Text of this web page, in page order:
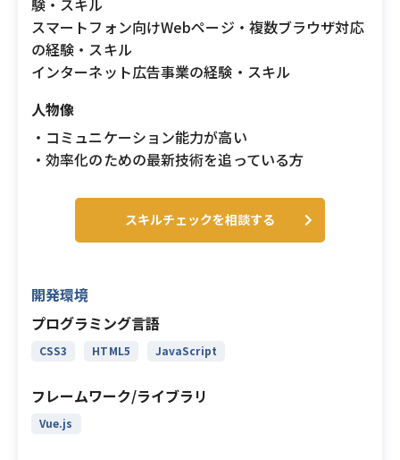
験・スキル
スマートフォン向けWebページ・複数ブラウザ対応
の経験・スキル
インターネット広告事業の経験・スキル
人物像
・コミュニケーション能力が高い
・効率化のための最新技術を追っている方
スキルチェックを相談する
開発環境
プログラミング言語
CSS3 HTML5 JavaScript
フレームワーク/ライブラリ
Vue.js